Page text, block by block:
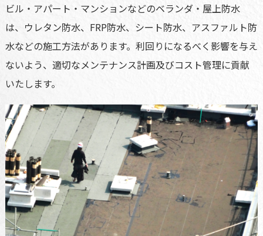
ビル・アパート・マンションなどのベランダ・屋上防水
は、ウレタン防水、FRP防水、シート防水、アスファルト防
水などの施工方法があります。利回りになるべく影響を与え
ないよう、適切なメンテナンス計画及びコスト管理に貢献
いたします。